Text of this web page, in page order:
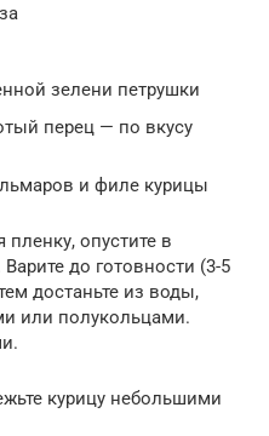
зелени петрушки
перец — по вкусу
и филе курицы
опустите в
до готовности (3-5
достаньте из воды,
или полукольцами.
курицу небольшими